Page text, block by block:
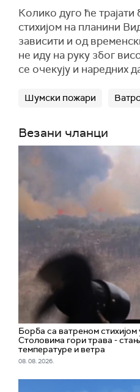
Колико дуго ће
стихијом на планини
зависити и од
не иду на руку због
се очекују и наредних
Шумски пожари
Везани чланци
Борба са ватреном
Столовима гори трава -
температуре и ветра
08. 08. 2026.